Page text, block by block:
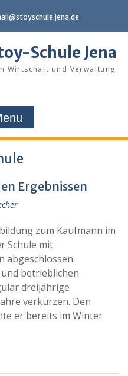
Schule Jena
Wirtschaft und Verwaltung
Ergebnissen
zum Kaufmann im
Schule mit
abgeschlossen.
betrieblichen
dreijährige
verkürzen. Den
er bereits im Winter